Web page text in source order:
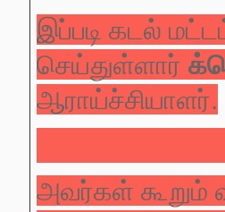
இப்படி கடல்
செய்துள்ளார்
ஆராய்ச்சியாளர்.
அவர்கள் கூறும்